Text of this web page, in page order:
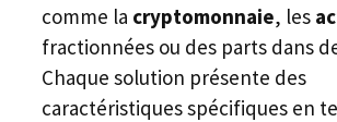
comme la cryptomonnaie, les
fractionnées ou des parts dans
Chaque solution présente des
caractéristiques spécifiques en